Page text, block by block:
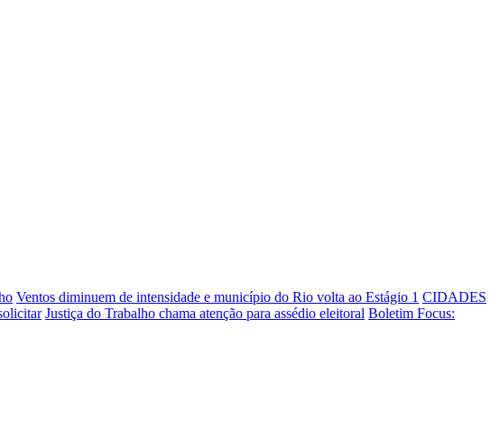
Ventos diminuem de intensidade e município do Rio volta ao Estágio 1 CIDADES
Justiça do Trabalho chama atenção para assédio eleitoral Boletim Focus: